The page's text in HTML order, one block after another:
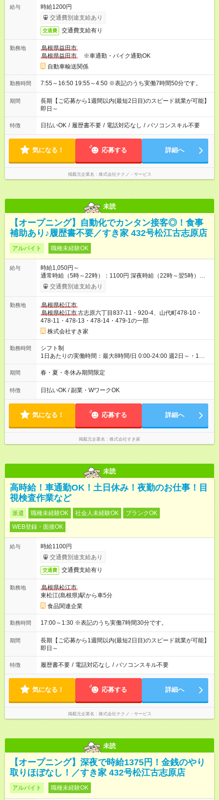
給与
時給1200円
交通費別途支給あり
交通費 交通費支給有り
勤務地
島根県益田市
島根県益田市
※車通勤・バイク通勤OK
自動車輸送関係
勤務時間 7:55～16:50 19:55～4:50 ※表記のうち実働7時間50分です。
期間
長期【ご応募から1週間以内(最短2日目)のスピード就業が可能】
即日～
特徴 日払いOK / 履歴書不要 / 電話対応なし / パソコンスキル不要
気になる！ 応募する 詳細へ
掲載元企業名 株式会社テクノ・サービス
未読
【オープニング】自動化でカンタン接客◎！食事
補助あり♪履歴書不要／すき家 432号松江古志原店
アルバイト 職種未経験OK
給与
時給1,050円～
通常時給（5時～22時）：1100円 深夜時給（22時～翌5時）：
1375円 高校生時給：1050円 【オープン手当】時給＋100円 └
オープン手当て込み通常時給（5時～22時）：1200円 └オー
ン手当て込み高校生時給：1150円 【オープン手当期間】
2026/10/01~2026/12/31 【特別手当】早朝手当（5：00-9：
00）時給+150円 【試用期間】試用期間あり 試用期間の長さ：1
ヶ月 雇用形態、給与は本採用時と同じです。 試用期間の実態は
30日（※条件変更なし）ですが、切り上げで一ヶ月とさせてい
ただきます。 研修制度あり：15時間(研修中も同時給）
交通費別途支給あり
勤務地
島根県松江市
島根県松江市古志原六丁目837-11・920-4、山代町478-10・
478-11・478-13・478-14・479-1の一部
株式会社すき家
勤務時間
シフト制
1日あたりの実働時間：最大8時間/日 0:00-24:00 週2日～・1日
2h～OK ＜シフト例＞ 〇朝帯 5:00-9:00 〇昼帯 9:00-14:00 〇午
後帯 14:00-18:00 〇夜帯 18:00-22:00 〇深夜帯 22:00-翌5:00 基
ます♪
期間 春・夏・冬休み期間限定
特徴 日払いOK / 副業・WワークOK
気になる！ 応募する 詳細へ
掲載元企業名 株式会社すき家
未読
高時給！車通勤OK！土日休み！夜勤のお仕事！目
視検査作業など
派遣 職種未経験OK 社会人未経験OK
ブランクOK
WEB登録・面接OK
給与
時給1100円
交通費別途支給あり
交通費 交通費支給有り
勤務地
島根県松江市
東松江(島根県)駅から車5分
食品関連企業
勤務時間 17:00～1:30 ※表記のうち実働7時間30分です。
期間
長期【ご応募から1週間以内(最短2日目)のスピード就業が可能】
即日～
特徴 履歴書不要 / 電話対応なし / パソコンスキル不要
気になる！ 応募する 詳細へ
掲載元企業名 株式会社テクノ・サービス
未読
【オープニング】深夜で時給1375円！金銭のやり
取りほぼなし！／すき家 432号松江古志原店
アルバイト 職種未経験OK